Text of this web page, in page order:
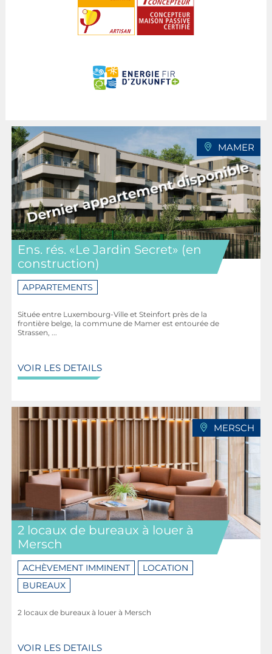
MAMER
Ens. rés. «Le Jardin Secret» (en
construction)
APPARTEMENTS
Située entre Luxembourg-Ville et Steinfort près de la
frontière belge, la commune de Mamer est entourée de
Strassen, ...
VOIR LES DETAILS
MERSCH
2 locaux de bureaux à louer à
Mersch
ACHÈVEMENT IMMINENT
LOCATION
BUREAUX
2 locaux de bureaux à louer à Mersch
VOIR LES DETAILS